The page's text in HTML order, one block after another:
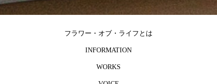
フラワー・オブ・ライフとは
INFORMATION
WORKS